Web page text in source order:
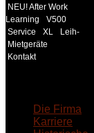
NEU! After Work
Learning
V500
Service
XL
Leih-
Mietgeräte
Kontakt
Die Firma
Karriere